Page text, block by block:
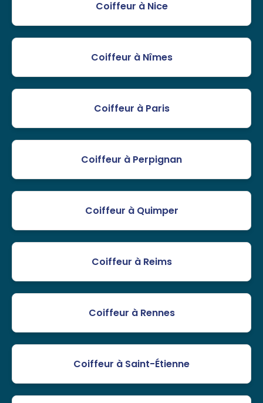
Coiffeur à Nice
Coiffeur à Nîmes
Coiffeur à Paris
Coiffeur à Perpignan
Coiffeur à Quimper
Coiffeur à Reims
Coiffeur à Rennes
Coiffeur à Saint-Étienne